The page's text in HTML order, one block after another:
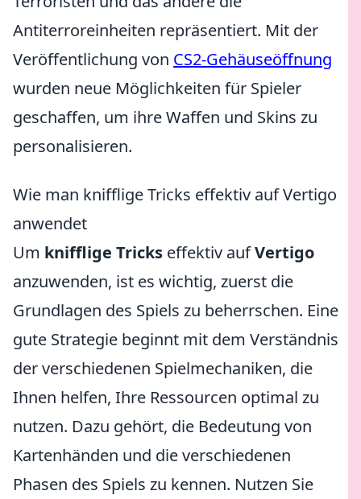
Antiterroreinheiten repräsentiert. Mit der
Veröffentlichung von CS2-Gehäuseöffnung
wurden neue Möglichkeiten für Spieler
geschaffen, um ihre Waffen und Skins zu
personalisieren.
Wie man knifflige Tricks effektiv auf Vertigo
anwendet
Um knifflige Tricks effektiv aufVertigo
anzuwenden, ist es wichtig, zuerst die
Grundlagen des Spiels zu beherrschen. Eine
gute Strategie beginnt mit dem Verständnis
der verschiedenen Spielmechaniken, die
Ihnen helfen, Ihre Ressourcen optimal zu
nutzen. Dazu gehört, die Bedeutung von
Kartenhänden und die verschiedenen
Phasen des Spiels zu kennen. Nutzen Sie